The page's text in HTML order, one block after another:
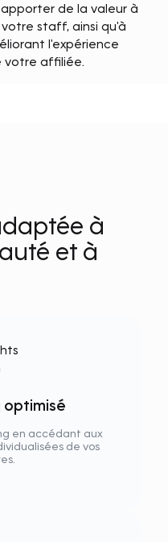
de la valeur à
staff, ainsi qu'à
l'expérience
votre affiliée.
à
et à
optimisé
en accédant aux
de vos